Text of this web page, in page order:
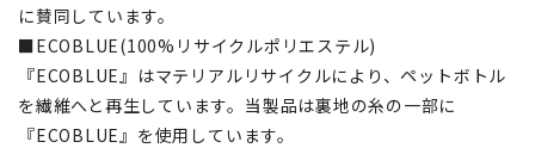
に賛同しています。
■ECOBLUE(100%リサイクルポリエステル)
『ECOBLUE』はマテリアルリサイクルにより、ペットボトル
を繊維へと再生しています。当製品は裏地の糸の一部に
『ECOBLUE』を使用しています。